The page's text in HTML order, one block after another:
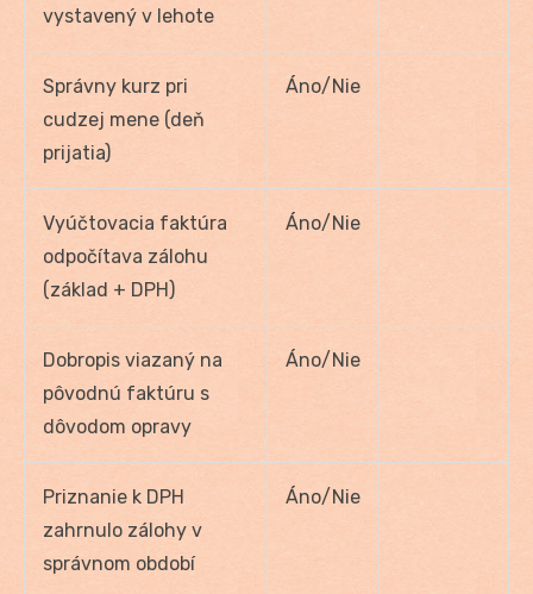
vystavený v lehote
Správny kurz pri
cudzej mene (deň
prijatia)
Áno/Nie
Vyúčtovacia faktúra
odpočítava zálohu
(základ + DPH)
Áno/Nie
Dobropis viazaný na
pôvodnú faktúru s
dôvodom opravy
Áno/Nie
Priznanie k DPH
zahrnulo zálohy v
správnom období
Áno/Nie